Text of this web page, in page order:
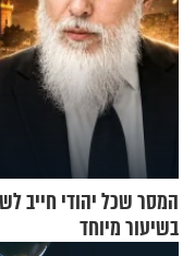
המסר שכל יהודי חייב
בשיעור מיוחד